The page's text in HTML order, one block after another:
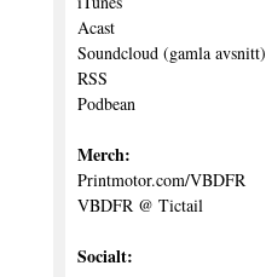
Acast
Soundcloud (gamla avsnitt)
RSS
Podbean
Merch:
Printmotor.com/VBDFR
VBDFR @ Tictail
Socialt: